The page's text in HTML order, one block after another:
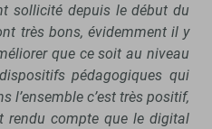
sollicité depuis le début du
très bons, évidemment il y
que ce soit au niveau
pédagogiques qui
l’ensemble c’est très positif,
rendu compte que le digital